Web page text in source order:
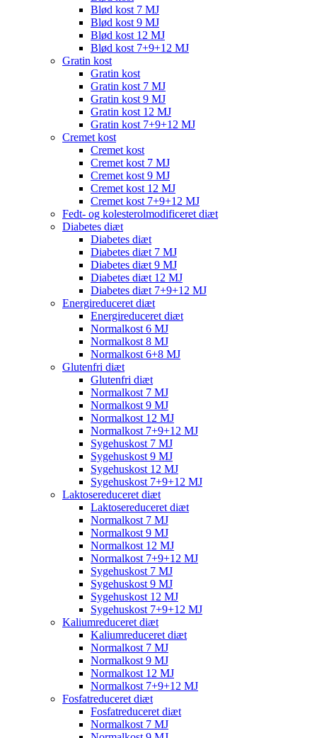
Blød kost 7 MJ
Blød kost 9 MJ
Blød kost 12 MJ
Blød kost 7+9+12 MJ
Gratin kost
Gratin kost
Gratin kost 7 MJ
Gratin kost 9 MJ
Gratin kost 12 MJ
Gratin kost 7+9+12 MJ
Cremet kost
Cremet kost
Cremet kost 7 MJ
Cremet kost 9 MJ
Cremet kost 12 MJ
Cremet kost 7+9+12 MJ
Fedt- og kolesterolmodificeret diæt
Diabetes diæt
Diabetes diæt
Diabetes diæt 7 MJ
Diabetes diæt 9 MJ
Diabetes diæt 12 MJ
Diabetes diæt 7+9+12 MJ
Energireduceret diæt
Energireduceret diæt
Normalkost 6 MJ
Normalkost 8 MJ
Normalkost 6+8 MJ
Glutenfri diæt
Glutenfri diæt
Normalkost 7 MJ
Normalkost 9 MJ
Normalkost 12 MJ
Normalkost 7+9+12 MJ
Sygehuskost 7 MJ
Sygehuskost 9 MJ
Sygehuskost 12 MJ
Sygehuskost 7+9+12 MJ
Laktosereduceret diæt
Laktosereduceret diæt
Normalkost 7 MJ
Normalkost 9 MJ
Normalkost 12 MJ
Normalkost 7+9+12 MJ
Sygehuskost 7 MJ
Sygehuskost 9 MJ
Sygehuskost 12 MJ
Sygehuskost 7+9+12 MJ
Kaliumreduceret diæt
Kaliumreduceret diæt
Normalkost 7 MJ
Normalkost 9 MJ
Normalkost 12 MJ
Normalkost 7+9+12 MJ
Fosfatreduceret diæt
Fosfatreduceret diæt
Normalkost 7 MJ